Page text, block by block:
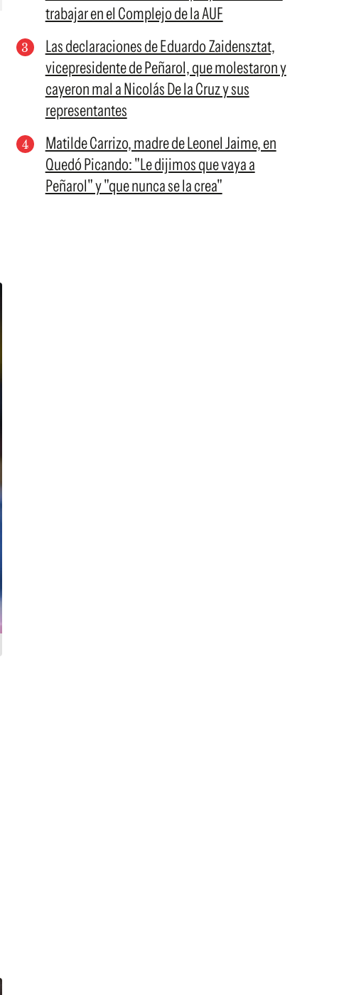
trabajar en el Complejo de la AUF
Las declaraciones de Eduardo Zaidensztat,
vicepresidente de Peñarol, que molestaron y
cayeron mal a Nicolás De la Cruz y sus
representantes
Matilde Carrizo, madre de Leonel Jaime, en
Quedó Picando: "Le dijimos que vaya a
Peñarol" y "que nunca se la crea"